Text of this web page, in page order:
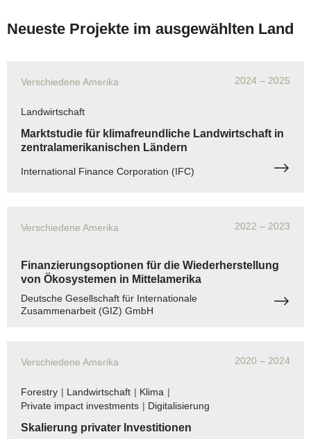
Neueste Projekte im ausgewählten Land
Verschiedene Amerika 2024 – 2025
Landwirtschaft
Marktstudie für klimafreundliche Landwirtschaft in
zentralamerikanischen Ländern
International Finance Corporation (IFC)
Verschiedene Amerika 2022 – 2023
Finanzierungsoptionen für die Wiederherstellung
von Ökosystemen in Mittelamerika
Deutsche Gesellschaft für Internationale
Zusammenarbeit (GIZ) GmbH
Verschiedene Amerika 2020 – 2024
Forestry | Landwirtschaft | Klima |
Private impact investments | Digitalisierung
Skalierung privater Investitionen